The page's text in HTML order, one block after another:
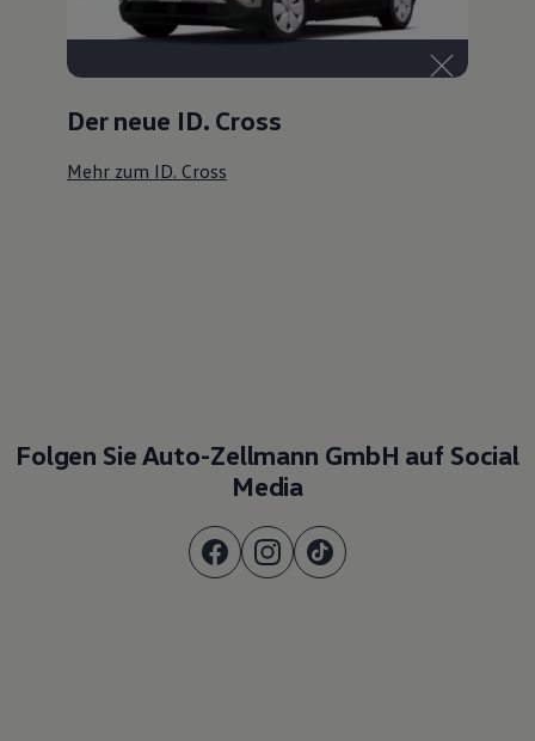
Der neue ID. Cross
Mehr zum ID. Cross
Folgen Sie Auto-Zellmann GmbH auf Social
Media